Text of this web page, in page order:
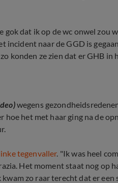
gok dat ik op de wc onwel zou
incident naar de GGD is
konden ze zien dat er GHB in
wegens
hoe het met haar ging na de
tegenvaller. "Ik was heel
Het moment staat nog op
zo raar terecht dat er een